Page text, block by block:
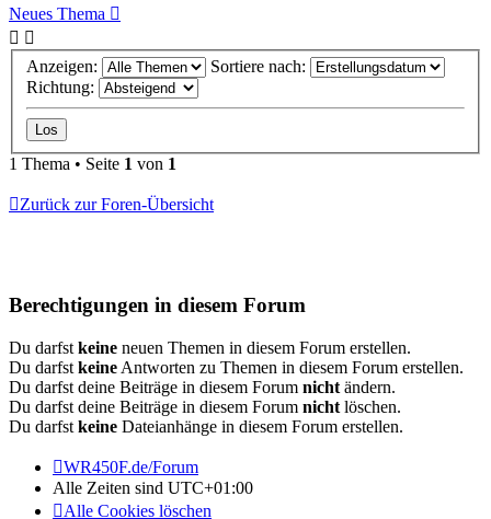
Neues Thema
Anzeigen:
Sortiere nach:
Richtung:
1 Thema • Seite 1 von 1
Zurück zur Foren-Übersicht
Berechtigungen in diesem Forum
Du darfst keine neuen Themen in diesem Forum erstellen.
Du darfst keine Antworten zu Themen in diesem Forum erstellen.
Du darfst deine Beiträge in diesem Forum nicht ändern.
Du darfst deine Beiträge in diesem Forum nicht löschen.
Du darfst keine Dateianhänge in diesem Forum erstellen.
WR450F.de/Forum
Alle Zeiten sind UTC+01:00
Alle Cookies löschen